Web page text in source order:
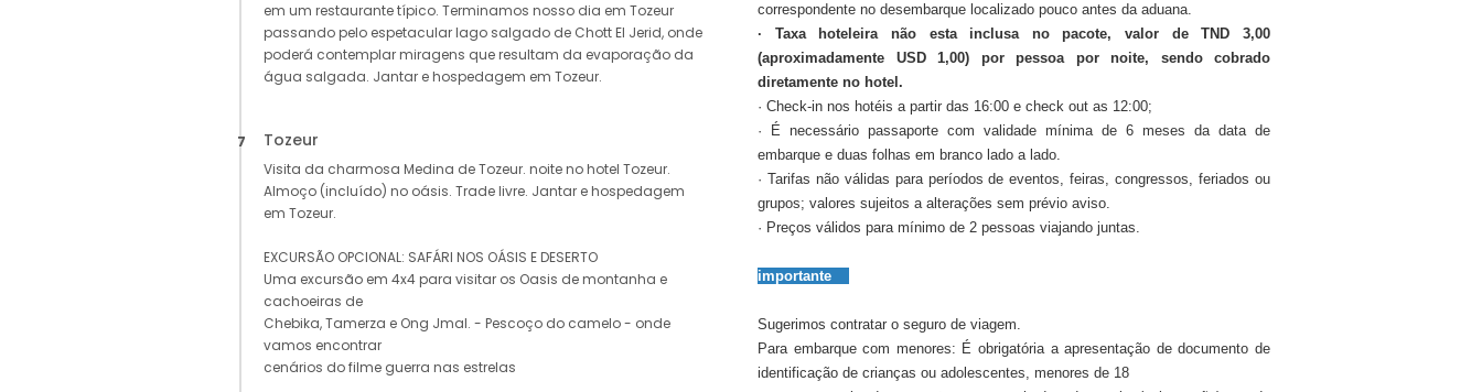
em um restaurante típico. Terminamos nosso dia em Tozeur
passando pelo espetacular lago salgado de Chott El Jerid, onde
poderá contemplar miragens que resultam da evaporação da
água salgada. Jantar e hospedagem em Tozeur.
7 Tozeur
Visita da charmosa Medina de Tozeur. noite no hotel Tozeur.
Almoço (incluído) no oásis. Trade livre. Jantar e hospedagem
em Tozeur.
EXCURSÃO OPCIONAL: SAFÁRI NOS OÁSIS E DESERTO
Uma excursão em 4x4 para visitar os Oasis de montanha e
cachoeiras de
Chebika, Tamerza e Ong Jmal. - Pescoço do camelo - onde
vamos encontrar
cenários do filme guerra nas estrelas
correspondente no desembarque localizado pouco antes da aduana.
· Taxa hoteleira não esta inclusa no pacote, valor de TND 3,00
(aproximadamente USD 1,00) por pessoa por noite, sendo cobrado
diretamente no hotel.
· Check-in nos hotéis a partir das 16:00 e check out as 12:00;
· É necessário passaporte com validade mínima de 6 meses da data de
embarque e duas folhas em branco lado a lado.
· Tarifas não válidas para períodos de eventos, feiras, congressos, feriados ou
grupos; valores sujeitos a alterações sem prévio aviso.
· Preços válidos para mínimo de 2 pessoas viajando juntas.
importante
Sugerimos contratar o seguro de viagem.
Para embarque com menores: É obrigatória a apresentação de documento de
identificação de crianças ou adolescentes, menores de 18